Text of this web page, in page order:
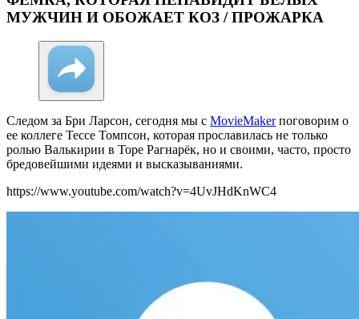
МУЖЧИН И ОБОЖАЕТ КОЗ / ПРОЖАРКА
Следом за Бри Ларсон, сегодня мы с MovieMakerпоговорим о
ее коллеге Тессе Томпсон, которая прославилась не только
ролью Валькирии в Торе Рагнарёк, но и своими, часто, просто
бредовейшими идеями и высказываниями.
https://www.youtube.com/watch?v=4UvJHdKnWC4